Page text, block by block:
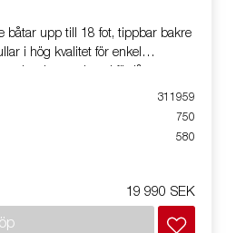
båtar upp till 18 fot, tippbar bakre
i hög kvalitet för enkel
chassi för lång
i båttrailerns chassi. Vattentäta
vinschtorn. Enkel
release-fästen för smidig av- och
311959
750
580
19 990 SEK